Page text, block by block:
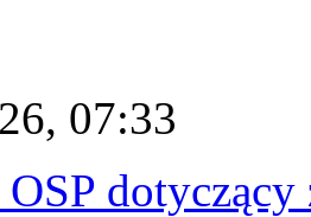
07:33
dotyczący